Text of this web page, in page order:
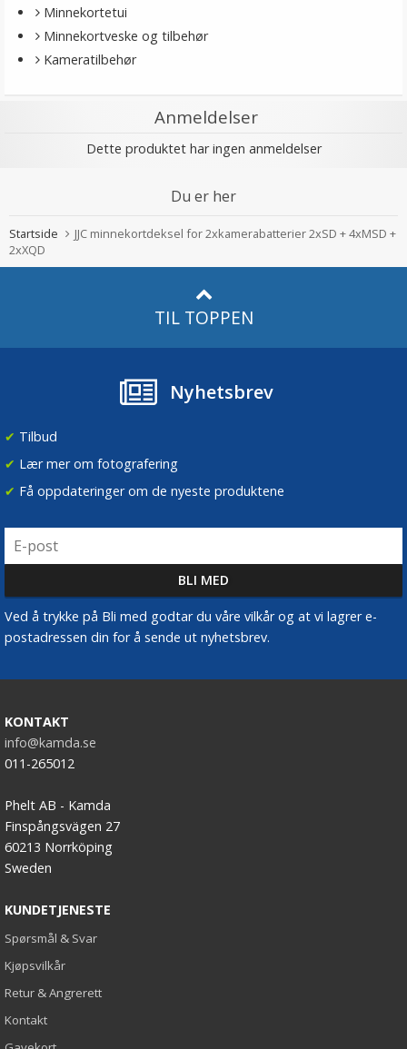
Minnekortetui
Minnekortveske og tilbehør
Kameratilbehør
Anmeldelser
Dette produktet har ingen anmeldelser
Du er her
Startside
JJC minnekortdeksel for 2xkamerabatterier 2xSD + 4xMSD +
2xXQD
TIL TOPPEN
Nyhetsbrev
✔ Tilbud
✔ Lær mer om fotografering
✔ Få oppdateringer om de nyeste produktene
Ved å trykke på Bli med godtar du våre vilkår og at vi lagrer e-
postadressen din for å sende ut nyhetsbrev.
KONTAKT
info@kamda.se
011-265012
Phelt AB - Kamda
Finspångsvägen 27
60213 Norrköping
Sweden
KUNDETJENESTE
Spørsmål & Svar
Kjøpsvilkår
Retur & Angrerett
Kontakt